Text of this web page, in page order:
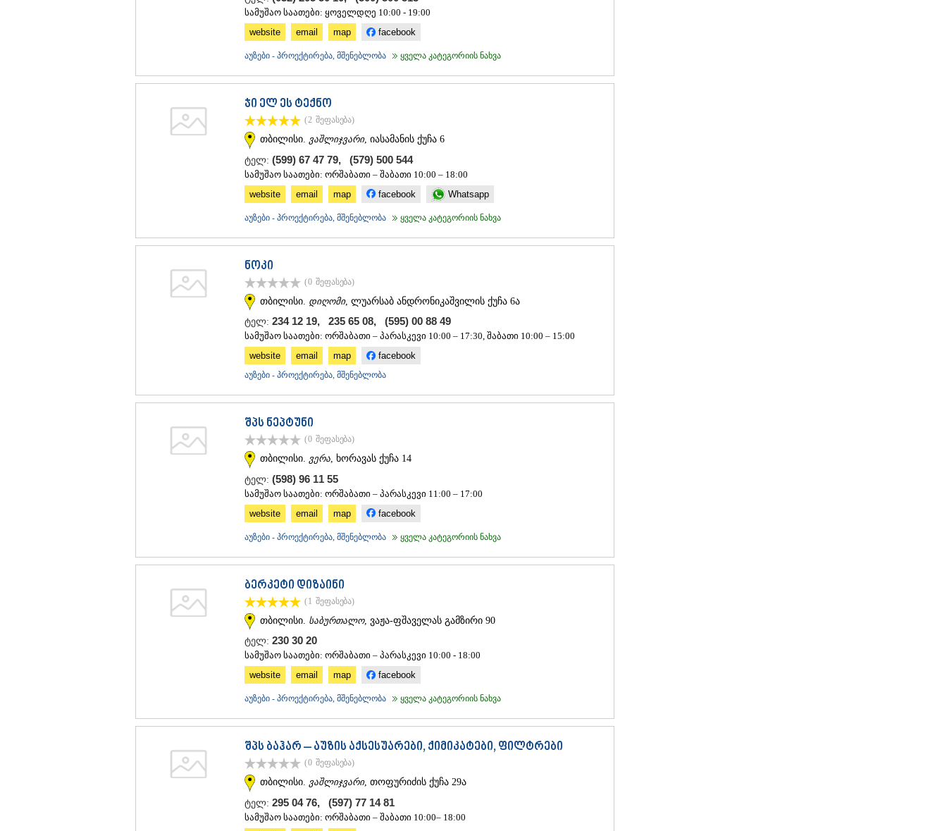
ᲝᲜᲘ
ᲐᲜᲐᲙᲚᲘᲐ
ᲕᲐᲚᲔ
ᲙᲐᲡᲞᲘ
8. მოწყობილობების მონტაჟი: საცურაო აუზებისთვის აუცილებელი მოწყობილობებია: წყლის ტუმბო,
წყლის ფილტრაციის სისტემა, აქსესუარები აუზის დეზინფექციისთვის და წმენდისთვის; გარდა ამისა
სურვილისამებრ შეგიძლიათ დამატებით დაამონტაჟოთ აუზის წყლის გათბობა, აუზის განათება და
აუზის გადახურვის სისტემა.
აუზების ფასების და სხვა დამატებითი ინფორმაციის დასადგენად შეგიძლიათ დაუკავშირდეთ ქვემოთ
ჩამოთვლილ კომპანიებს.
სამუშაო საათები: ყოველდღე 10:00 - 19:00
website
email map facebook
აუზები - პროექტირება, მშენებლობა ყველა კატეგორიის ნახვა
ჯი ელ ეს ტექნო
(2 შეფასება)
თბილისი. ვაშლიჯვარი, იასამანის ქუჩა 6
ტელ: (599) 67 47 79, (579) 500 544
სამუშაო საათები: ორშაბათი – შაბათი 10:00 – 18:00
website
email map facebook Whatsapp
აუზები - პროექტირება, მშენებლობა ყველა კატეგორიის ნახვა
ნოკი
(0 შეფასება)
თბილისი. დიღომი, ლუარსაბ ანდრონიკაშვილის ქუჩა 6ა
ტელ: 234 12 19, 235 65 08, (595) 00 88 49
სამუშაო საათები: ორშაბათი – პარასკევი 10:00 – 17:30, შაბათი 10:00 – 15:00
website
email map facebook
აუზები - პროექტირება, მშენებლობა
შპს ნეპტუნი
(0 შეფასება)
თბილისი. ვერა , ხორავას ქუჩა 14
ტელ: (598) 96 11 55
სამუშაო საათები: ორშაბათი – პარასკევი 11:00 – 17:00
website
email map facebook
აუზები - პროექტირება, მშენებლობა ყველა კატეგორიის ნახვა
ბერკეტი დიზაინი
(1 შეფასება)
თბილისი. საბურთალო, ვაჟა-ფშაველას გამზირი 90
ტელ: 230 30 20
სამუშაო საათები: ორშაბათი – პარასკევი 10:00 - 18:00
website
email map facebook
აუზები - პროექტირება, მშენებლობა ყველა კატეგორიის ნახვა
შპს ბაჰარ – აუზის აქსესუარები, ქიმიკატები, ფილტრები
(0 შეფასება)
თბილისი. ვაშლიჯვარი, თოფურიძის ქუჩა 29ა
ტელ: 295 04 76, (597) 77 14 81
სამუშაო საათები: ორშაბათი – შაბათი 10:00– 18:00